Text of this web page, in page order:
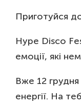
Приготуйся
Hype Disco
емоції, які
Вже 12
енергії. На